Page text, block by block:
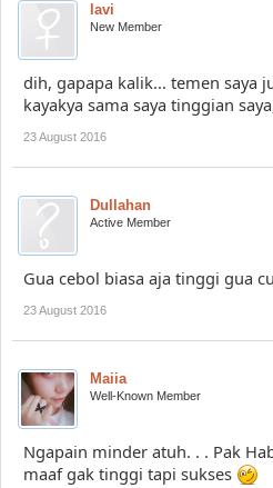
lavi
New Member
dih, gapapa kalik... temen saya
kayakya sama saya tinggian
23 August 2016
Dullahan
Active Member
Gua cebol biasa aja tinggi gua
23 August 2016
Maiia
Well-Known Member
Ngapain minder atuh. . . Pak
maaf gak tinggi tapi sukses